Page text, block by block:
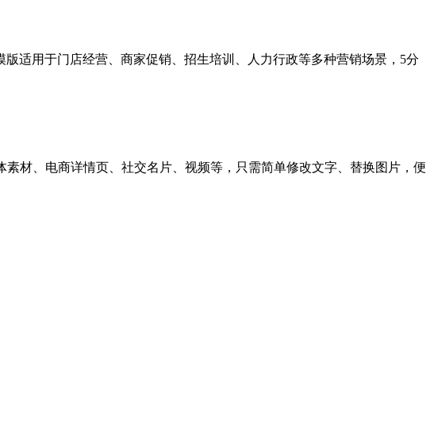
适用于门店经营、商家促销、招生培训、人力行政等多种营销场景，5分
材、电商详情页、社交名片、视频等，只需简单修改文字、替换图片，便